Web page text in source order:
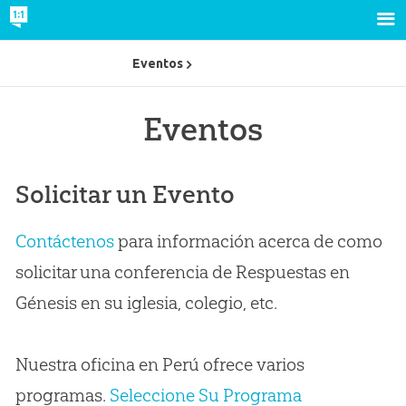
Eventos
Solicitar un Evento
Contáctenospara información acerca de como
solicitar una conferencia de Respuestas en
Génesis en su iglesia, colegio, etc.
Nuestra oficina en Perú ofrece varios
programas. Seleccione Su Programa
Eventos